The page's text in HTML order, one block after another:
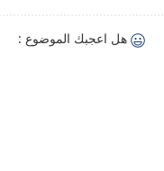
هل اعجبك الموضوع :